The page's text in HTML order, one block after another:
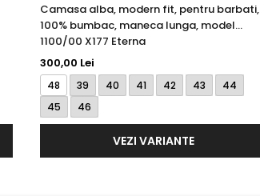
Camasa alba, modern fit, pentru barbati,
100% bumbac, maneca lunga, model
1100/00 X177 Eterna
300,00 Lei
48 39 40 41 42 43
44
45
46
VEZI VARIANTE